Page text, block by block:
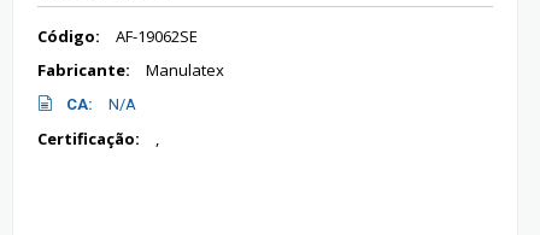
Código:
AF-19062SE
Fabricante:
Manulatex
CA: N/A
Certificação: